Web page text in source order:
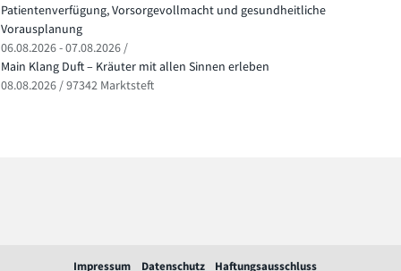
Patientenverfügung, Vorsorgevollmacht und gesundheitliche
Vorausplanung
06.08.2026 - 07.08.2026 /
Main Klang Duft – Kräuter mit allen Sinnen erleben
08.08.2026 / 97342 Marktsteft
Impressum Datenschutz Haftungsausschluss